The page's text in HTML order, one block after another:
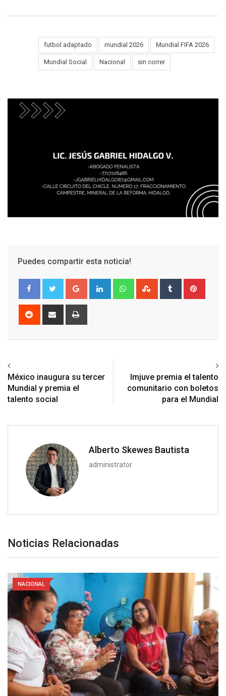
futbol adaptado mundial 2026 Mundial FIFA 2026
Mundial Social Nacional sin correr
Puedes compartir esta noticia!
Google+ LinkedIn WhatsappStumbleUpon
Tumblr
Reddit
Share
México inaugura su tercer
Mundial y premia el
talento social
Imjuve premia el talento
comunitario con boletos
para el Mundial
Alberto Skewes Bautista
administrator
Noticias Relacionadas
NACIONAL